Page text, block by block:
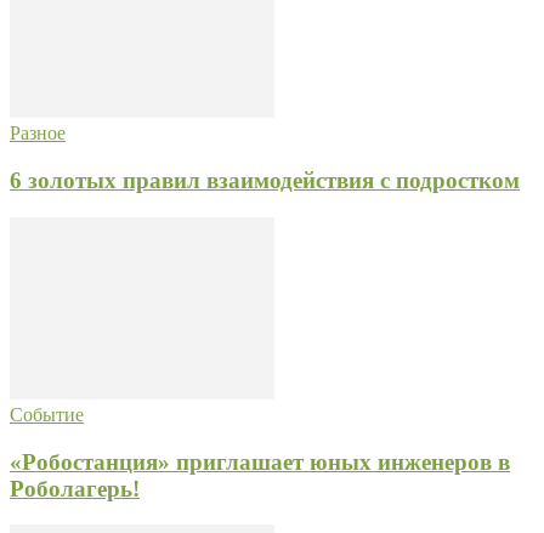
Разное
6 золотых правил взаимодействия с подростком
Событие
«Робостанция» приглашает юных инженеров в
Роболагерь!